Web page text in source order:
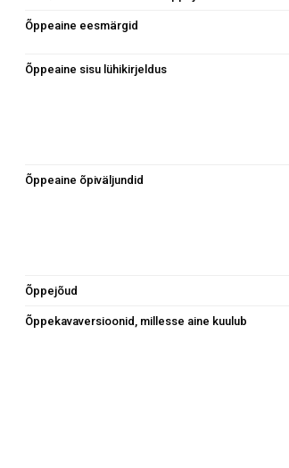
Õppeaine eesmärgid
Õppeaine sisu lühikirjeldus
Õppeaine õpiväljundid
Õppejõud
Õppekavaversioonid, millesse aine kuulub